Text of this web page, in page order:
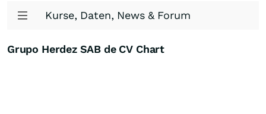
Kurse, Daten, News & Forum
Grupo Herdez SAB de CV Chart